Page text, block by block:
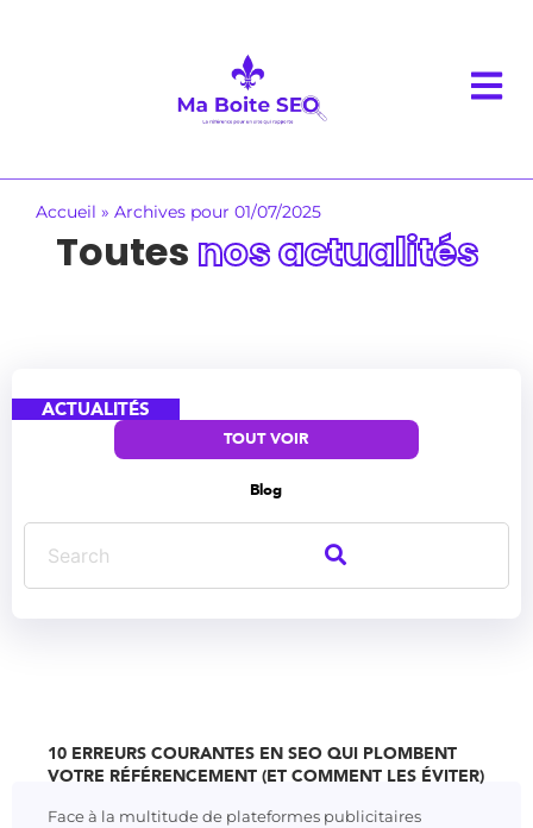
Accueil » Archives pour 01/07/2025
Toutes nos actualités
ACTUALITÉS
TOUT VOIR
Blog
10 ERREURS COURANTES EN SEO QUI PLOMBENT
VOTRE RÉFÉRENCEMENT (ET COMMENT LES ÉVITER)
Face à la multitude de plateformes publicitaires